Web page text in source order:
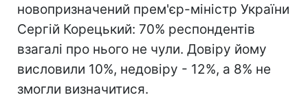
новопризначений прем'єр-міністр України
Сергій Корецький: 70% респондентів
взагалі про нього не чули. Довіру йому
висловили 10%, недовіру - 12%, а 8% не
змогли визначитися.